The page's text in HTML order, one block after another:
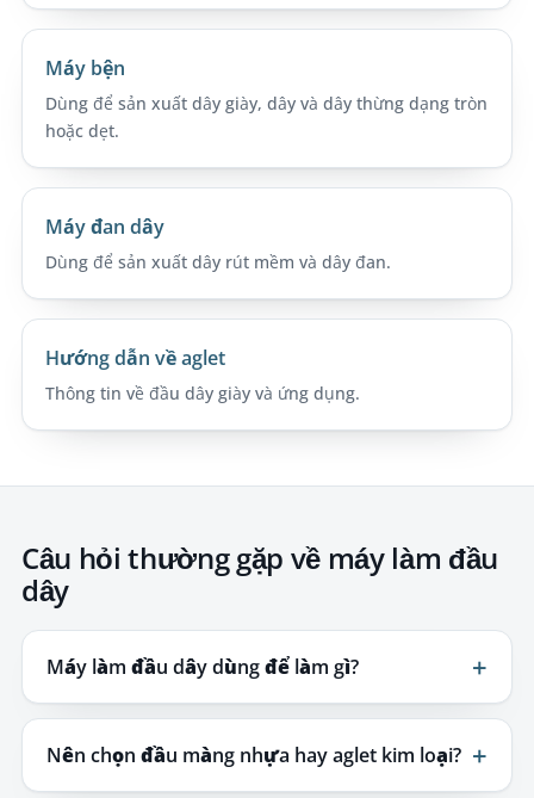
Máy bện
Dùng để sản xuất dây giày, dây và dây thừng dạng tròn
hoặc dẹt.
Máy đan dây
Dùng để sản xuất dây rút mềm và dây đan.
Hướng dẫn về aglet
Thông tin về đầu dây giày và ứng dụng.
Câu hỏi thường gặp về máy làm đầu
dây
Máy làm đầu dây dùng để làm gì?
Nên chọn đầu màng nhựa hay aglet kim loại?